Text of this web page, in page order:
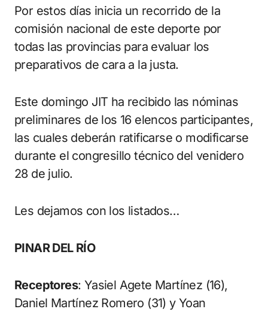
Por estos días inicia un recorrido de la
comisión nacional de este deporte por
todas las provincias para evaluar los
preparativos de cara a la justa.
Este domingo JIT ha recibido las nóminas
preliminares de los 16 elencos participantes,
las cuales deberán ratificarse o modificarse
durante el congresillo técnico del venidero
28 de julio.
Les dejamos con los listados…
PINAR DEL RÍO
Receptores: Yasiel Agete Martínez (16),
Daniel Martínez Romero (31) y Yoan